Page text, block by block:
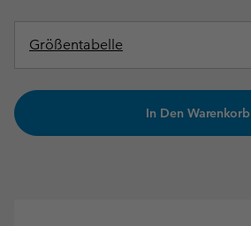
Größentabelle
In Den Warenkorb